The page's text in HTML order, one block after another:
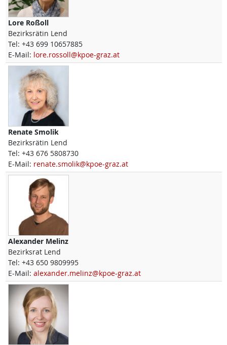
Lore Roßoll
Bezirksrätin Lend
Tel: +43 699 10657885
E-Mail: lore.rossoll@kpoe-graz.at
Renate Smolik
Bezirksrätin Lend
Tel: +43 676 5808730
E-Mail: renate.smolik@kpoe-graz.at
Alexander Melinz
Bezirksrat Lend
Tel: +43 650 9809995
E-Mail: alexander.melinz@kpoe-graz.at